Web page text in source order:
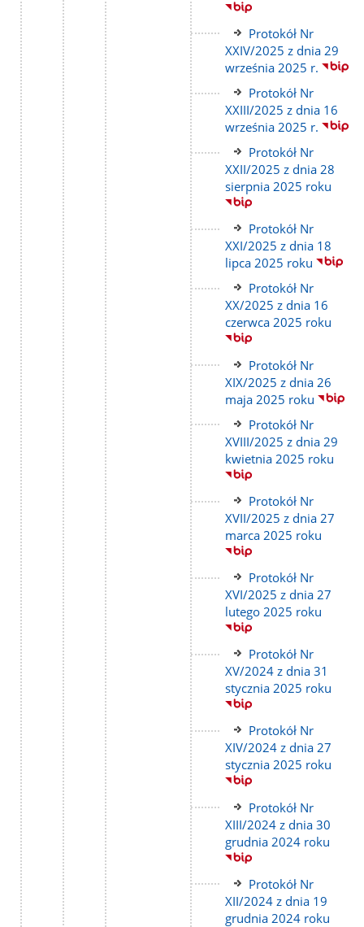
Link
do
strony
Protokół Nr
XXIV/2025 z dnia 29
września 2025 r.
Link
do
strony
Protokół Nr
XXIII/2025 z dnia 16
września 2025 r.
Link
do
strony
Protokół Nr
XXII/2025 z dnia 28
sierpnia 2025 roku
Link
do
strony
Protokół Nr
XXI/2025 z dnia 18
lipca 2025 roku
Link
do
strony
Protokół Nr
XX/2025 z dnia 16
czerwca 2025 roku
Link
do
strony
Protokół Nr
XIX/2025 z dnia 26
maja 2025 roku
Link
do
strony
Protokół Nr
XVIII/2025 z dnia 29
kwietnia 2025 roku
Link
do
strony
Protokół Nr
XVII/2025 z dnia 27
marca 2025 roku
Link
do
strony
Protokół Nr
XVI/2025 z dnia 27
lutego 2025 roku
Link
do
strony
Protokół Nr
XV/2024 z dnia 31
stycznia 2025 roku
Link
do
strony
Protokół Nr
XIV/2024 z dnia 27
stycznia 2025 roku
Link
do
strony
Protokół Nr
XIII/2024 z dnia 30
grudnia 2024 roku
Link
do
strony
Protokół Nr
XII/2024 z dnia 19
grudnia 2024 roku